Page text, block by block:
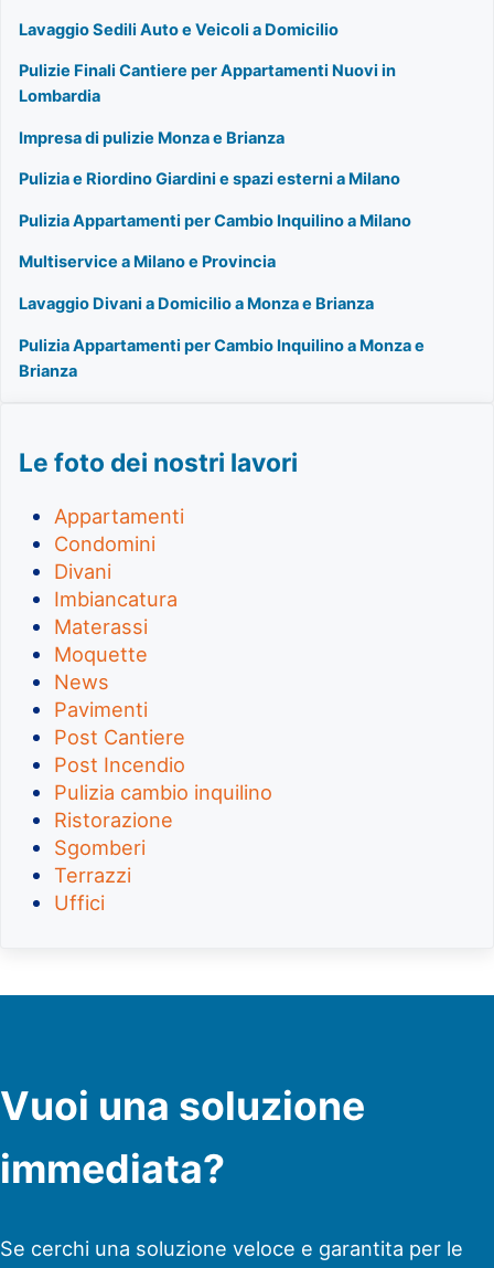
Lavaggio Sedili Auto e Veicoli a Domicilio
Pulizie Finali Cantiere per Appartamenti Nuovi in
Lombardia
Impresa di pulizie Monza e Brianza
Pulizia e Riordino Giardini e spazi esterni a Milano
Pulizia Appartamenti per Cambio Inquilino a Milano
Multiservice a Milano e Provincia
Lavaggio Divani a Domicilio a Monza e Brianza
Pulizia Appartamenti per Cambio Inquilino a Monza e
Brianza
Le foto dei nostri lavori
Appartamenti
Condomini
Divani
Imbiancatura
Materassi
Moquette
News
Pavimenti
Post Cantiere
Post Incendio
Pulizia cambio inquilino
Ristorazione
Sgomberi
Terrazzi
Uffici
Vuoi una soluzione
immediata?
Se cerchi una soluzione veloce e garantita per le